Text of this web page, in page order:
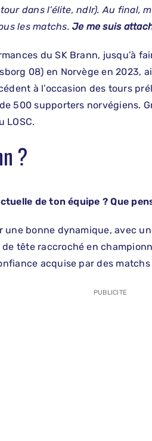
dans l’élite, ndlr). Au final,
les matchs.Je me suis
du SK Brann, jusqu’à
08) en Norvège en 2023,
à l’occasion des tours
500 supporters norvégiens.
LOSC.
?
de ton équipe ? Que
une bonne dynamique, avec
tête raccroché en
acquise par des
PUBLICITE